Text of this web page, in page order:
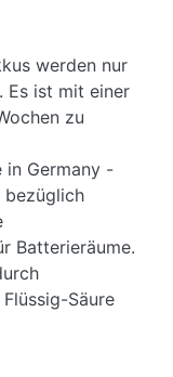
werden nur
Es ist mit einer
zu
in Germany -
Batterieräume.
Säure